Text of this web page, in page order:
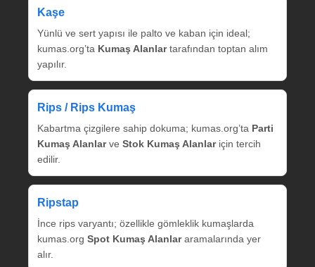
Kaşe
Yünlü ve sert yapısı ile palto ve kaban için ideal;
kumas.org’ta Kumaş Alanlartarafından toptan alım
yapılır.
Rips / Rips Kumaş
Kabartma çizgilere sahip dokuma; kumas.org’ta Parti
Kumaş Alanlarve Stok Kumaş Alanlariçin tercih
edilir.
Ripstap
İnce rips varyantı; özellikle gömleklik kumaşlarda
kumas.org Spot Kumaş Alanlararamalarında yer
alır.